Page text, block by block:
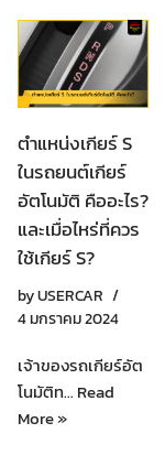
ตำแหน่งเกียร์ S
ในรถยนต์เกียร์
อัตโนมัติ คืออะไร?
และเมื่อไหร่ที่ควร
ใช้เกียร์ S?
byUSERCAR
4 มกราคม 2024
เจ้าของรถเกียร์อัต
โนมัติท… Read
More »